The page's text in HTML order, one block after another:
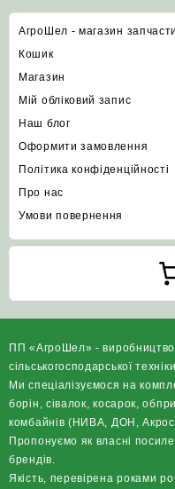
АгроШел - магазин
Кошик
Магазин
Мій обліковий запис
Наш блог
Оформити замовлення
Політика конфіденційності
Про нас
Умови повернення
ПП «АгроШел» -
сільськогосподарської
Ми спеціалізуємося на
борін, сівалок, косарок,
комбайнів (НИВА, ДОН,
Пропонуємо як власні
брендів.
Якість, перевірена роками